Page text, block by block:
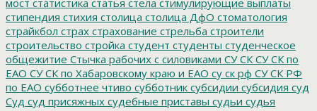
стипендия стихия столица столица ДфО стоматология
страйкбол страх страхование стрельба строители
строительство стройка студент студенты студенческое
общежитие Стычка рабочих с силовиками СУ СК СУ СК по
ЕАО СУ СК по Хабаровскому краю и ЕАО су ск рф СУ СК РФ
по ЕАО субботнее чтиво субботник субсидии субсидия суд
Суд суд присяжных судебные приставы судьи судья